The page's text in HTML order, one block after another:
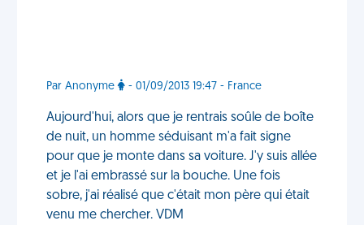
Par Anonyme - 01/09/2013 19:47 - France
Aujourd'hui, alors que je rentrais soûle de boîte
de nuit, un homme séduisant m'a fait signe
pour que je monte dans sa voiture. J'y suis allée
et je l'ai embrassé sur la bouche. Une fois
sobre, j'ai réalisé que c'était mon père qui était
venu me chercher. VDM